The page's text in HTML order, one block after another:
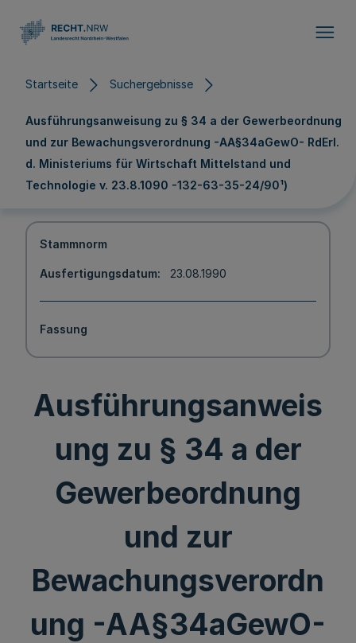
Startseite Suchergebnisse
Ausführungsanweisung zu § 34 a der Gewerbeordnung
und zur Bewachungsverordnung -AA§34aGewO- RdErl.
d. Ministeriums für Wirtschaft Mittelstand und
Technologie v. 23.8.1090 -132-63-35-24/90¹)
Stammnorm
Ausfertigungsdatum 23.08.1990
Fassung
Ausführungsanweis
ung zu § 34 a der
Gewerbeordnung
und zur
Bewachungsverordn
ung -AA§34aGewO-